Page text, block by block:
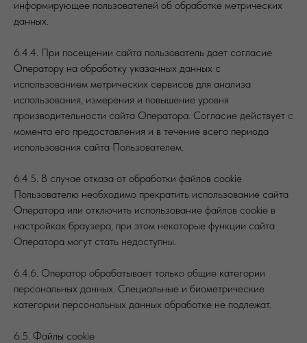
информирующее пользователей об обработке метрических
данных.
6.4.4. При посещении сайта пользователь дает согласие
Оператору на обработку указанных данных с
использованием метрических сервисов для анализа
использования, измерения и повышение уровня
производительности сайта Оператора. Согласие действует с
момента его предоставления и в течение всего периода
использования сайта Пользователем.
6.4.5. В случае отказа от обработки файлов cookie
Пользователю необходимо прекратить использование сайта
Оператора или отключить использование файлов cookie в
настройках браузера, при этом некоторые функции сайта
Оператора могут стать недоступны.
6.4.6. Оператор обрабатывает только общие категории
персональных данных. Специальные и биометрические
категории персональных данных обработке не подлежат.
6.5. Файлы cookie